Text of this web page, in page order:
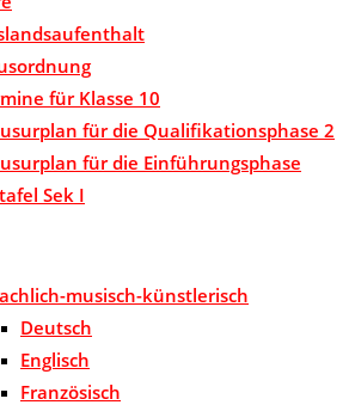
für Klasse 10
für die Qualifikationsphase 2
für die Einführungsphase
Sek I
musisch-künstlerisch
Deutsch
Englisch
Französisch